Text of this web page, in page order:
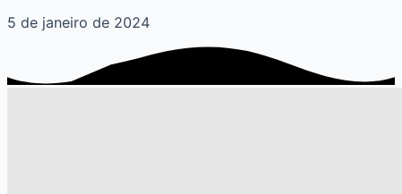
5 de janeiro de 2024